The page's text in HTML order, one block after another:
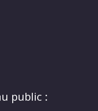
public :